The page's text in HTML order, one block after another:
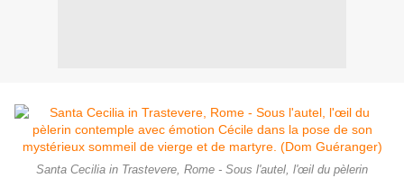
Santa Cecilia in Trastevere, Rome - Sous l'autel, l'œil du pèlerin